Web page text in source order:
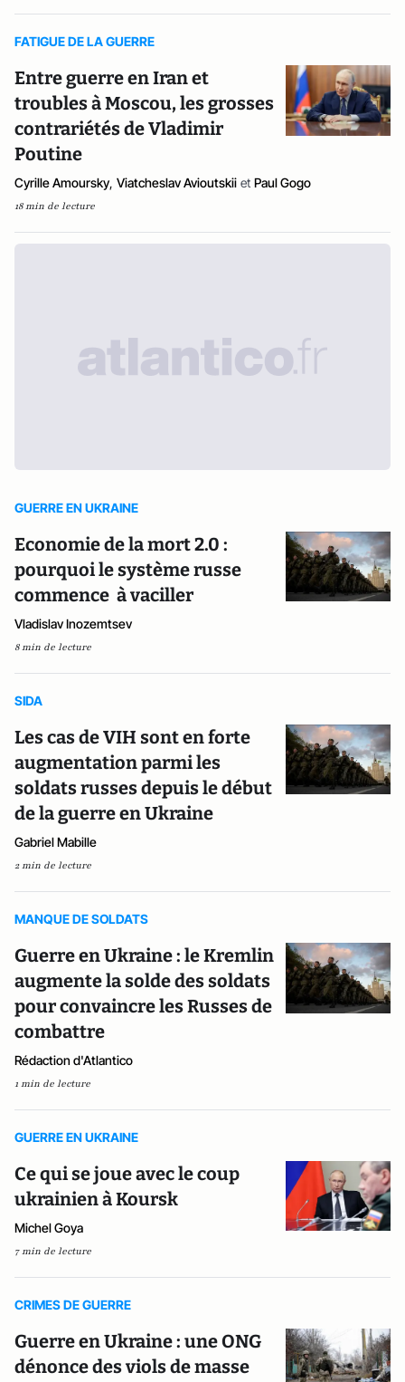
FATIGUE DE LA GUERRE
Entre guerre en Iran et
troubles à Moscou, les grosses
contrariétés de Vladimir
Poutine
Cyrille Amoursky, Viatcheslav Avioutskii et Paul Gogo
18 min de lecture
GUERRE EN UKRAINE
Economie de la mort 2.0 :
pourquoi le système russe
commence à vaciller
Vladislav Inozemtsev
8 min de lecture
SIDA
Les cas de VIH sont en forte
augmentation parmi les
soldats russes depuis le début
de la guerre en Ukraine
Gabriel Mabille
2 min de lecture
MANQUE DE SOLDATS
Guerre en Ukraine : le Kremlin
augmente la solde des soldats
pour convaincre les Russes de
combattre
Rédaction d'Atlantico
1 min de lecture
GUERRE EN UKRAINE
Ce qui se joue avec le coup
ukrainien à Koursk
Michel Goya
7 min de lecture
CRIMES DE GUERRE
Guerre en Ukraine : une ONG
dénonce des viols de masse